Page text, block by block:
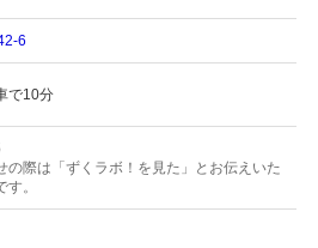
6
で10分
際は「ずくラボ！を見た」とお伝えいた
。